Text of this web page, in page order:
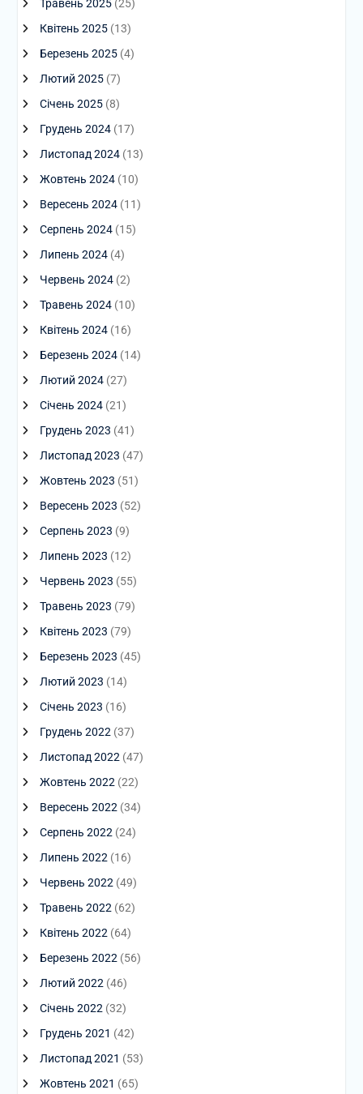
Травень 2025(25)
Квітень 2025(13)
Березень 2025(4)
Лютий 2025(7)
Січень 2025(8)
Грудень 2024(17)
Листопад 2024(13)
Жовтень 2024(10)
Вересень 2024(11)
Серпень 2024(15)
Липень 2024(4)
Червень 2024(2)
Травень 2024(10)
Квітень 2024(16)
Березень 2024(14)
Лютий 2024(27)
Січень 2024(21)
Грудень 2023 (41)
Листопад 2023 (47)
Жовтень 2023 (51)
Вересень 2023 (52)
Серпень 2023 (9)
Липень 2023 (12)
Червень 2023 (55)
Травень 2023 (79)
Квітень 2023 (79)
Березень 2023 (45)
Лютий 2023 (14)
Січень 2023 (16)
Грудень 2022 (37)
Листопад 2022 (47)
Жовтень 2022 (22)
Вересень 2022 (34)
Серпень 2022 (24)
Липень 2022 (16)
Червень 2022 (49)
Травень 2022 (62)
Квітень 2022 (64)
Березень 2022 (56)
Лютий 2022 (46)
Січень 2022 (32)
Грудень 2021 (42)
Листопад 2021 (53)
Жовтень 2021 (65)